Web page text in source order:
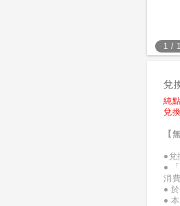
1 / 1
兌
純
兌
【
●兌
●
消
●
●